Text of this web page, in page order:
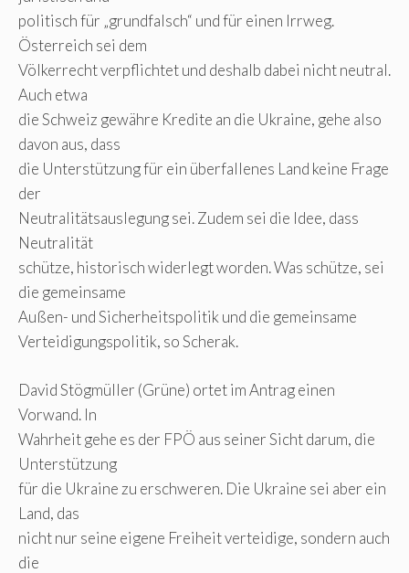
politisch für „grundfalsch“ und für einen Irrweg.
Österreich sei dem
Völkerrecht verpflichtet und deshalb dabei nicht neutral.
Auch etwa
die Schweiz gewähre Kredite an die Ukraine, gehe also
davon aus, dass
die Unterstützung für ein überfallenes Land keine Frage
der
Neutralitätsauslegung sei. Zudem sei die Idee, dass
Neutralität
schütze, historisch widerlegt worden. Was schütze, sei
die gemeinsame
Außen- und Sicherheitspolitik und die gemeinsame
Verteidigungspolitik, so Scherak.
David Stögmüller (Grüne) ortet im Antrag einen
Vorwand. In
Wahrheit gehe es der FPÖ aus seiner Sicht darum, die
Unterstützung
für die Ukraine zu erschweren. Die Ukraine sei aber ein
Land, das
nicht nur seine eigene Freiheit verteidige, sondern auch
die